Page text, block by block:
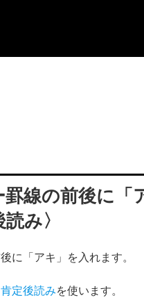
罫線の前後に「
み〉
に「アキ」を入れます。
肯定後読みを使います。